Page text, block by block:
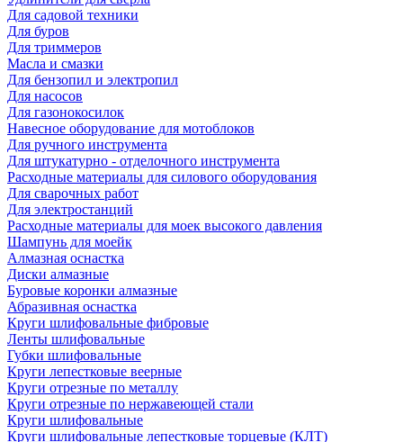
Для садовой техники
Для буров
Для триммеров
Масла и смазки
Для бензопил и электропил
Для насосов
Для газонокосилок
Навесное оборудование для мотоблоков
Для ручного инструмента
Для штукатурно - отделочного инструмента
Расходные материалы для силового оборудования
Для сварочных работ
Для электростанций
Расходные материалы для моек высокого давления
Шампунь для моейк
Алмазная оснастка
Диски алмазные
Буровые коронки алмазные
Абразивная оснастка
Круги шлифовальные фибровые
Ленты шлифовальные
Губки шлифовальные
Круги лепестковые веерные
Круги отрезные по металлу
Круги отрезные по нержавеющей стали
Круги шлифовальные
Круги шлифовальные лепестковые торцевые (КЛТ)